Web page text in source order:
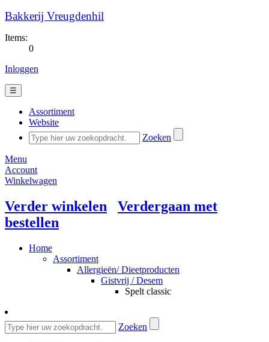
Bakkerij Vreugdenhil
Items:
0
Inloggen
☰
Assortiment
Website
Zoeken
Menu
Account
Winkelwagen
Verder winkelen
Verdergaan met
bestellen
Home
Assortiment
Allergieën/ Dieetproducten
Gistvrij / Desem
Spelt classic
Zoeken